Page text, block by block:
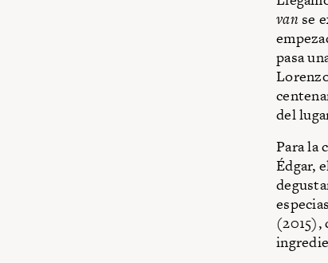
van se
pasa
del
Para la
Édgar,
(2015),